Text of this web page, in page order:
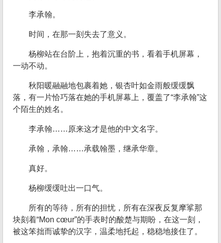
李承翰。
时间，在那一刻失去了意义。
杨柳站在台阶上，抱着沉重的书，看着手机屏幕，
一动不动。
秋阳暖融融地包裹着她，银杏叶如金雨般缓缓飘
落，有一片恰巧落在她的手机屏幕上，覆盖了“李承翰”这
个陌生的姓名。
李承翰……原来这才是他的中文名字。
承翰，承翰……承载翰墨，继承华章。
真好。
杨柳缓缓吐出一口气。
所有的等待，所有的担忧，所有在深夜反复摩挲那
块刻着“Mon cœur”的手表时的酸楚与期盼，在这一刻，
被这笨拙而诚挚的汉字，温柔地托起，稳稳地接住了。